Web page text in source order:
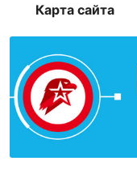
Карта сайта